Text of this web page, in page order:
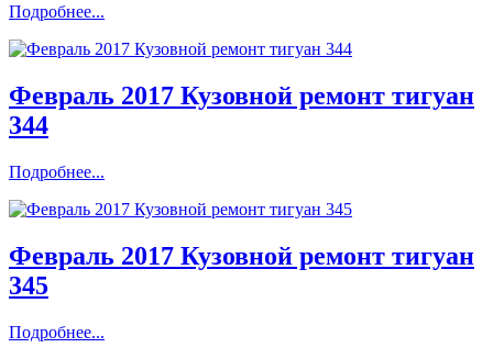
Подробнее...
Февраль 2017 Кузовной ремонт тигуан
344
Подробнее...
Февраль 2017 Кузовной ремонт тигуан
345
Подробнее...